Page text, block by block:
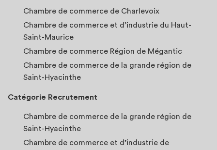
Chambre de commerce de Charlevoix
Chambre de commerce et d’industrie du Haut-
Saint-Maurice
Chambre de commerce Région de Mégantic
Chambre de commerce de la grande région de
Saint-Hyacinthe
Catégorie Recrutement
Chambre de commerce de la grande région de
Saint-Hyacinthe
Chambre de commerce et d’industrie de